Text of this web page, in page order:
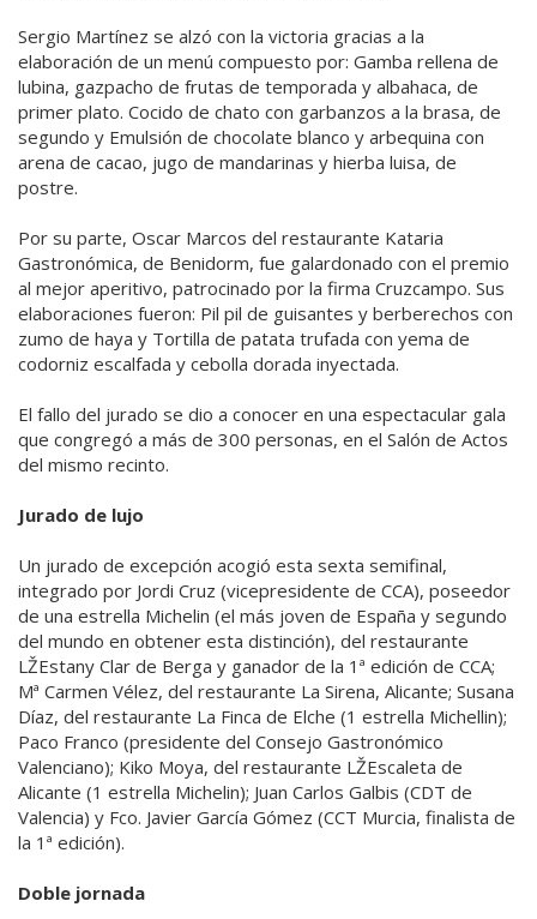
Sergio Martínez se alzó con la victoria gracias a la
elaboración de un menú compuesto por: Gamba rellena de
lubina, gazpacho de frutas de temporada y albahaca, de
primer plato. Cocido de chato con garbanzos a la brasa, de
segundo y Emulsión de chocolate blanco y arbequina con
arena de cacao, jugo de mandarinas y hierba luisa, de
postre.
Por su parte, Oscar Marcos del restaurante Kataria
Gastronómica, de Benidorm, fue galardonado con el premio
al mejor aperitivo, patrocinado por la firma Cruzcampo. Sus
elaboraciones fueron: Pil pil de guisantes y berberechos con
zumo de haya y Tortilla de patata trufada con yema de
codorniz escalfada y cebolla dorada inyectada.
El fallo del jurado se dio a conocer en una espectacular gala
que congregó a más de 300 personas, en el Salón de Actos
del mismo recinto.
Jurado de lujo
Un jurado de excepción acogió esta sexta semifinal,
integrado por Jordi Cruz (vicepresidente de CCA), poseedor
de una estrella Michelin (el más joven de España y segundo
del mundo en obtener esta distinción), del restaurante
LŽEstany Clar de Berga y ganador de la 1ª edición de CCA;
Mª Carmen Vélez, del restaurante La Sirena, Alicante; Susana
Díaz, del restaurante La Finca de Elche (1 estrella Michellin);
Paco Franco (presidente del Consejo Gastronómico
Valenciano); Kiko Moya, del restaurante LŽEscaleta de
Alicante (1 estrella Michelin); Juan Carlos Galbis (CDT de
Valencia) y Fco. Javier García Gómez (CCT Murcia, finalista de
la 1ª edición).
Doble jornada